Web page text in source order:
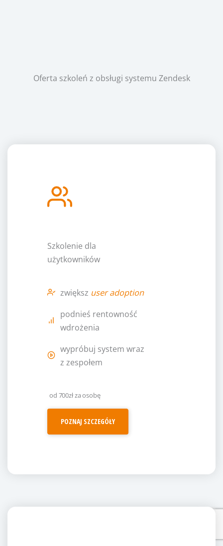
Oferta szkoleń z obsługi systemu Zendesk
Szkolenie dla
użytkowników
zwiększ user adoption
podnieś rentowność
wdrożenia
wypróbuj system wraz
z zespołem
od 700zł za osobę
POZNAJ SZCZEGÓŁY